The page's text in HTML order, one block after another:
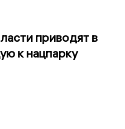
приводят в
к нацпарку